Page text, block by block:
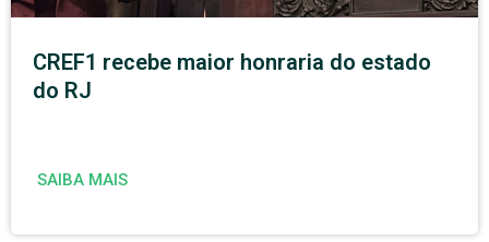
CREF1 recebe maior honraria do estado
do RJ
SAIBA MAIS